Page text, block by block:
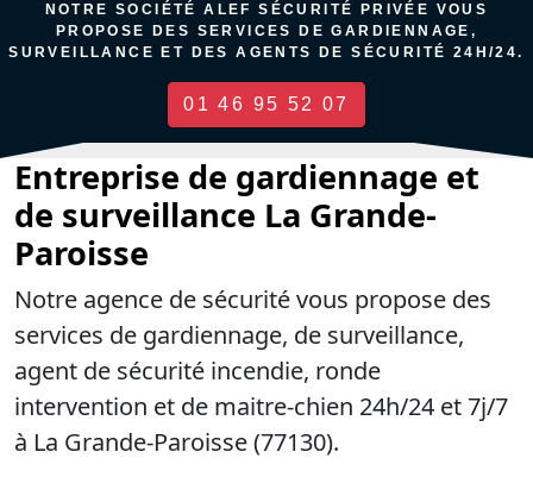
NOTRE SOCIÉTÉ ALEF SÉCURITÉ PRIVÉE VOUS
PROPOSE DES SERVICES DE GARDIENNAGE,
SURVEILLANCE ET DES AGENTS DE SÉCURITÉ 24H/24.
01 46 95 52 07
Entreprise de gardiennage et
de surveillance La Grande-
Paroisse
Notre agence de sécurité vous propose des
services de gardiennage, de surveillance,
agent de sécurité incendie, ronde
intervention et de maitre-chien 24h/24 et 7j/7
à La Grande-Paroisse (77130).